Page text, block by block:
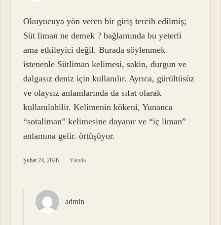
Okuyucuya yön veren bir giriş tercih edilmiş;
Süt liman ne demek ? bağlamında bu yeterli
ama etkileyici değil. Burada söylenmek
istenenle Sütliman kelimesi, sakin, durgun ve
dalgasız deniz için kullanılır. Ayrıca, gürültüsüz
ve olaysız anlamlarında da sıfat olarak
kullanılabilir. Kelimenin kökeni, Yunanca
“sotaliman” kelimesine dayanır ve “iç liman”
anlamına gelir. örtüşüyor.
Şubat 24, 2026 Yanıtla
admin